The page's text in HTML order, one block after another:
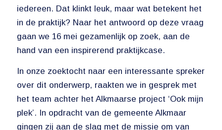
iedereen. Dat klinkt leuk, maar wat betekent het
in de praktijk? Naar het antwoord op deze vraag
gaan we 16 mei gezamenlijk op zoek, aan de
hand van een inspirerend praktijkcase.
In onze zoektocht naar een interessante spreker
over dit onderwerp, raakten we in gesprek met
het team achter het Alkmaarse project ‘Ook mijn
plek’. In opdracht van de gemeente Alkmaar
gingen zij aan de slag met de missie om van